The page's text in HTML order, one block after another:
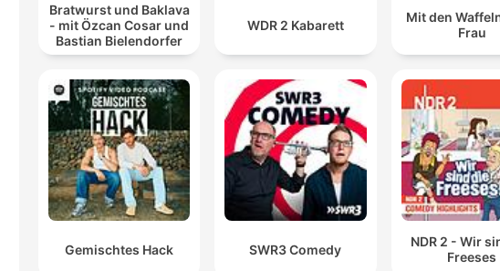
Bratwurst und Baklava
- mit Özcan Cosar und
Bastian Bielendorfer
WDR 2 Kabarett
Mit den
Frau
Gemischtes Hack SWR3 Comedy
NDR 2 - Wir
Freeses